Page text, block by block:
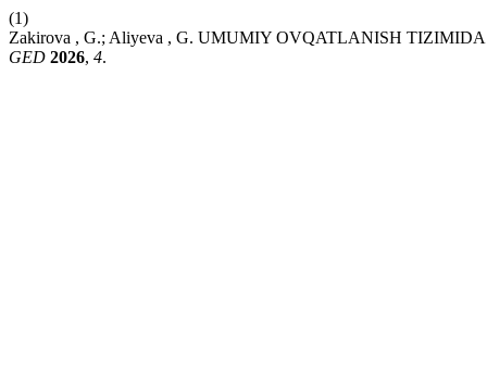
(1)
Zakirova , G.; Aliyeva , G. UMUMIY OVQATLANISH
GED 2026, 4.